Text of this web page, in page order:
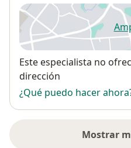
Disponibilidad
Este especialista no
dirección
¿Qué puedo hacer
Mostrar